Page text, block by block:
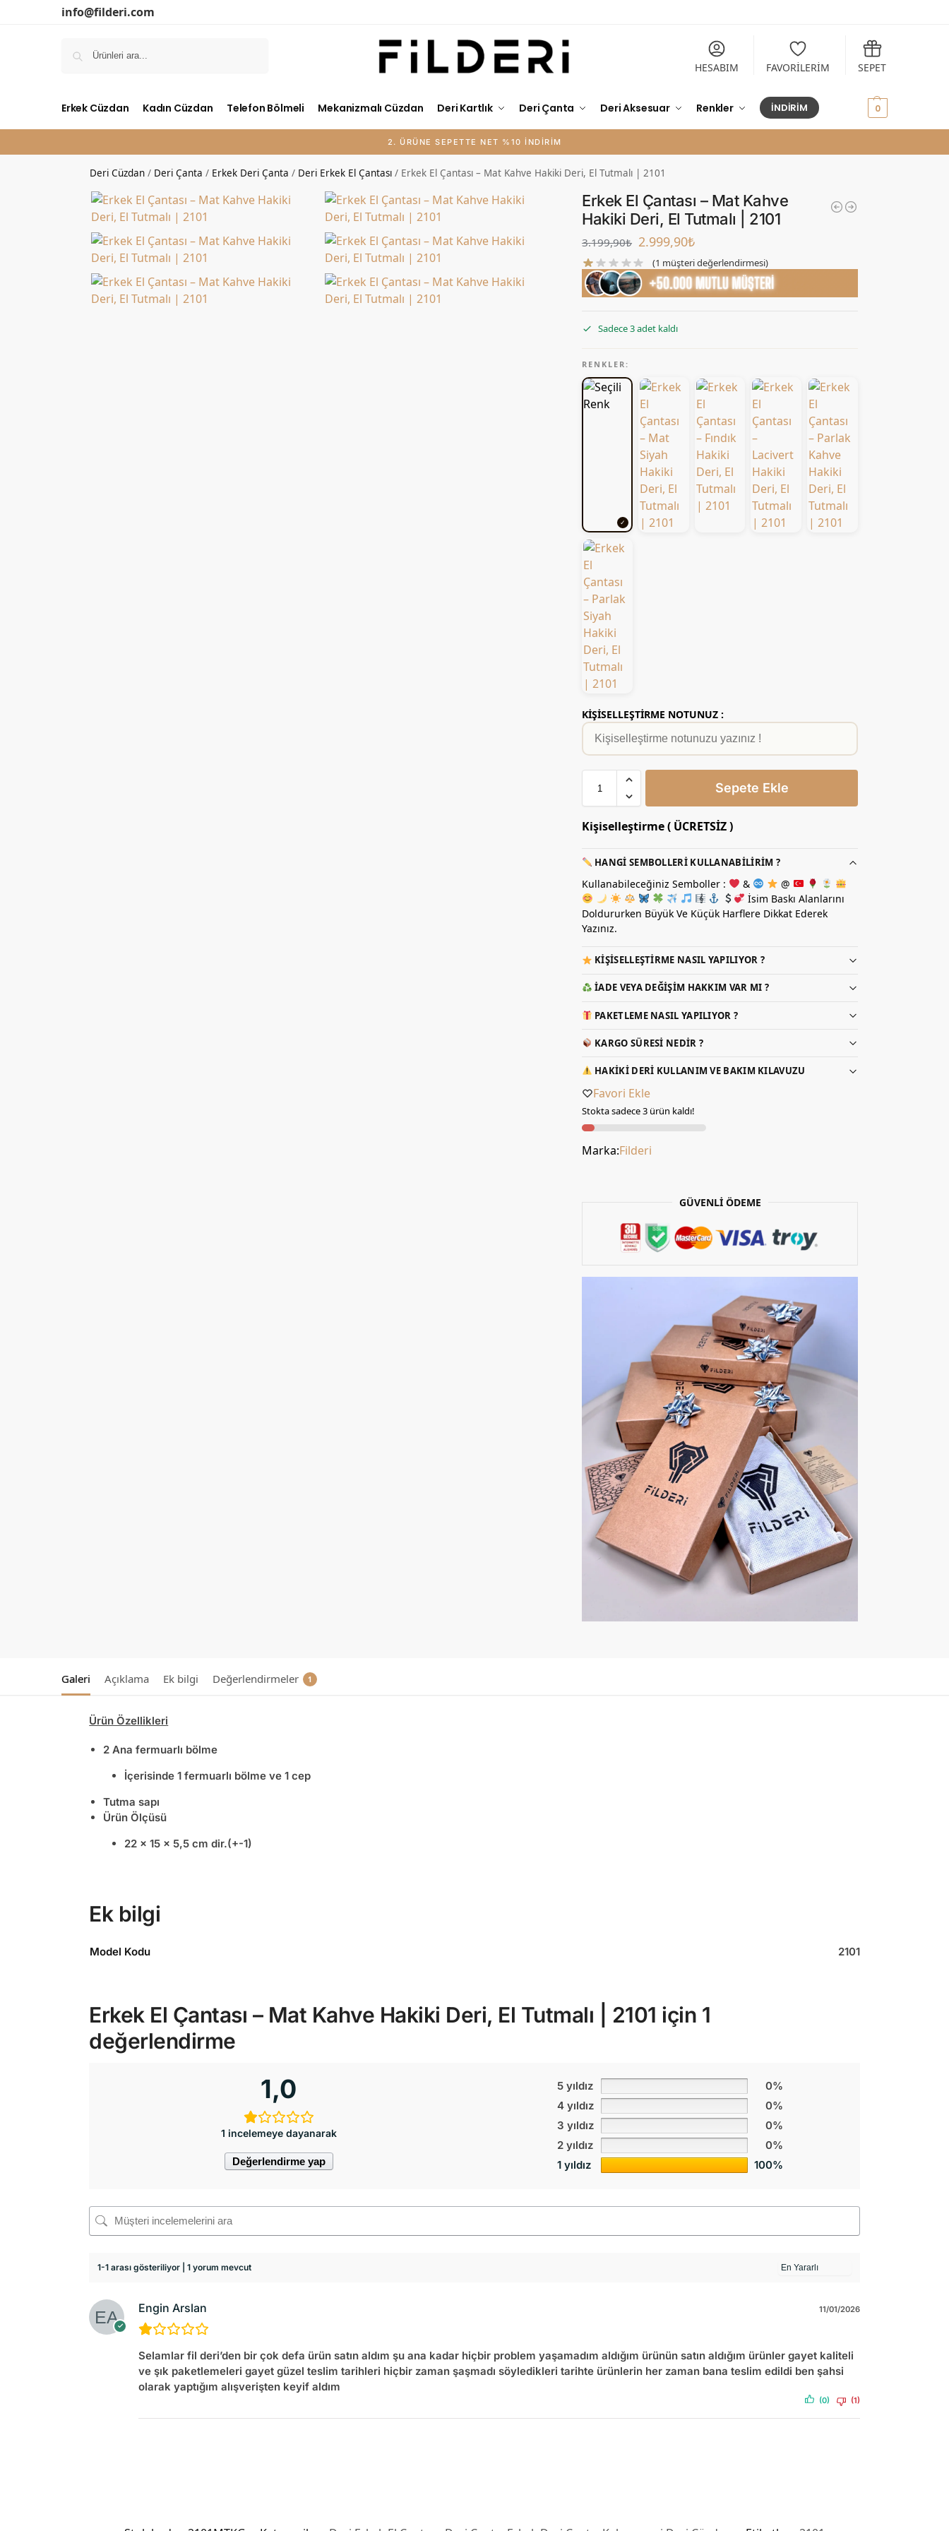
info@filderi.com
HESABIM FAVORİLERİM SEPET
Erkek Cüzdan Kadın Cüzdan Telefon Bölmeli Mekanizmalı Cüzdan Deri Kartlık Deri Çanta Deri Aksesuar Renkler İNDİRİM 0
Deri Cüzdan / Deri Çanta / Erkek Deri Çanta / Deri Erkek El Çantası / Erkek El Çantası – Mat Kahve Hakiki Deri, El Tutmalı | 2101
Erkek El Çantası – Mat Kahve
Hakiki Deri, El Tutmalı | 2101
3.199,90₺ 2.999,90₺
(1 müşteri değerlendirmesi)
Sadece 3 adet kaldı
RENKLER:
KİŞİSELLEŞTİRME NOTUNUZ :
Sepete Ekle
Kişiselleştirme ( ÜCRETSİZ )
HANGI SEMBOLLERI KULLANABILIRIM ?
Kullanabileceğiniz Semboller : &
@
İsim Baskı Alanlarını
Doldururken Büyük Ve Küçük Harflere Dikkat Ederek
Yazınız.
KIŞISELLEŞTIRME NASIL YAPILIYOR ?
İADE VEYA DEĞIŞIM HAKKIM VAR MI ?
PAKETLEME NASIL YAPILIYOR ?
KARGO SÜRESI NEDIR ?
HAKIKI DERI KULLANIM VE BAKIM KILAVUZU
Favori Ekle
Stokta sadece 3 ürün kaldı!
Marka:Filderi
GÜVENLİ ÖDEME
Galeri Açıklama Ek bilgi Değerlendirmeler 1
Ürün Özellikleri
2 Ana fermuarlı bölme
İçerisinde 1 fermuarlı bölme ve 1 cep
Tutma sapı
Ürün Ölçüsü
22 x 15 x 5,5 cm dir.(+-1)
Ek bilgi
Model Kodu 2101
Erkek El Çantası – Mat Kahve Hakiki Deri, El Tutmalı | 2101 için 1
değerlendirme
1,0
1 incelemeye dayanarak
Değerlendirme yap
5 yıldız
0%
4 yıldız
0%
3 yıldız
0%
2 yıldız
0%
1 yıldız
100%
1-1 arası gösteriliyor | 1 yorum mevcut
Engin Arslan 11/01/2026
Selamlar fil deri’den bir çok defa ürün satın aldım şu ana kadar hiçbir problem yaşamadım aldığım ürünün satın aldığım ürünler gayet kaliteli
ve şık paketlemeleri gayet güzel teslim tarihleri hiçbir zaman şaşmadı söyledikleri tarihte ürünlerin her zaman bana teslim edildi ben şahsi
olarak yaptığım alışverişten keyif aldım
(0) (1)